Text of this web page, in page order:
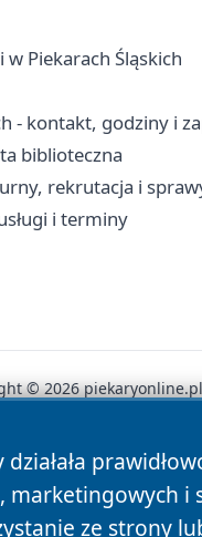
Piekarach Śląskich
- kontakt, godziny i
biblioteczna
rekrutacja i
i terminy
ze strony
© 2026
Autorzy Polityka